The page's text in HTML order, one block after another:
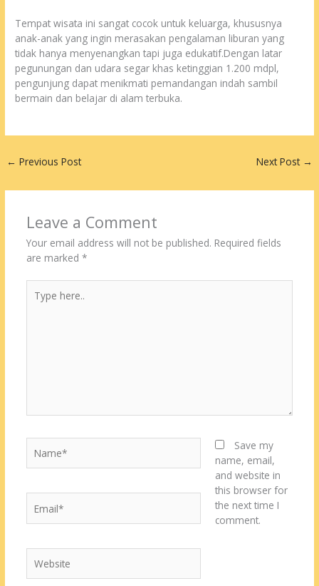
Tempat wisata ini sangat cocok untuk keluarga, khususnya
anak-anak yang ingin merasakan pengalaman liburan yang
tidak hanya menyenangkan tapi juga edukatif.Dengan latar
pegunungan dan udara segar khas ketinggian 1.200 mdpl,
pengunjung dapat menikmati pemandangan indah sambil
bermain dan belajar di alam terbuka.
← Previous Post Next Post →
Leave a Comment
Your email address will not be published. Required fields
are marked *
here..
Save my
name, email,
and website in
this browser for
the next time I
comment.